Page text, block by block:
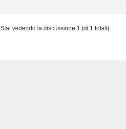
Stai vedendo la discussione 1 (di 1 totali)